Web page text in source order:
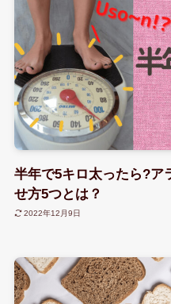
半年で5キロ太ったら?ア
せ方5つとは？
2022年12月9日